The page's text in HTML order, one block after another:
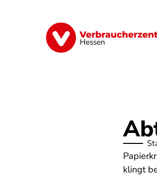
Hessen
Digitales Energie
klingt